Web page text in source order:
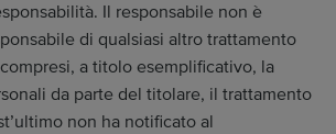
Il responsabile non è
di qualsiasi altro trattamento
a titolo esemplificativo, la
da parte del titolare, il trattamento
non ha notificato al